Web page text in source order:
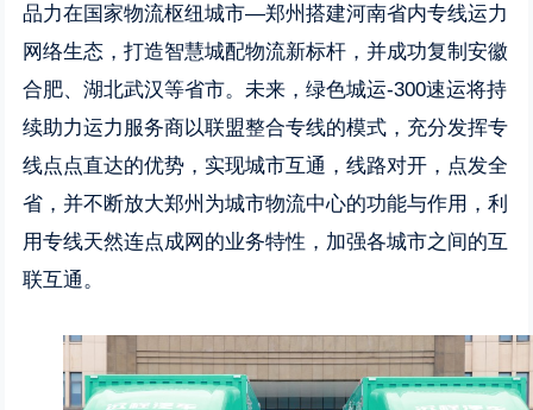
品力在国家物流枢纽城市—郑州搭建河南省内专线运力
网络生态，打造智慧城配物流新标杆，并成功复制安徽
合肥、湖北武汉等省市。未来，绿色城运-300速运将持
续助力运力服务商以联盟整合专线的模式，充分发挥专
线点点直达的优势，实现城市互通，线路对开，点发全
省，并不断放大郑州为城市物流中心的功能与作用，利
用专线天然连点成网的业务特性，加强各城市之间的互
联互通。